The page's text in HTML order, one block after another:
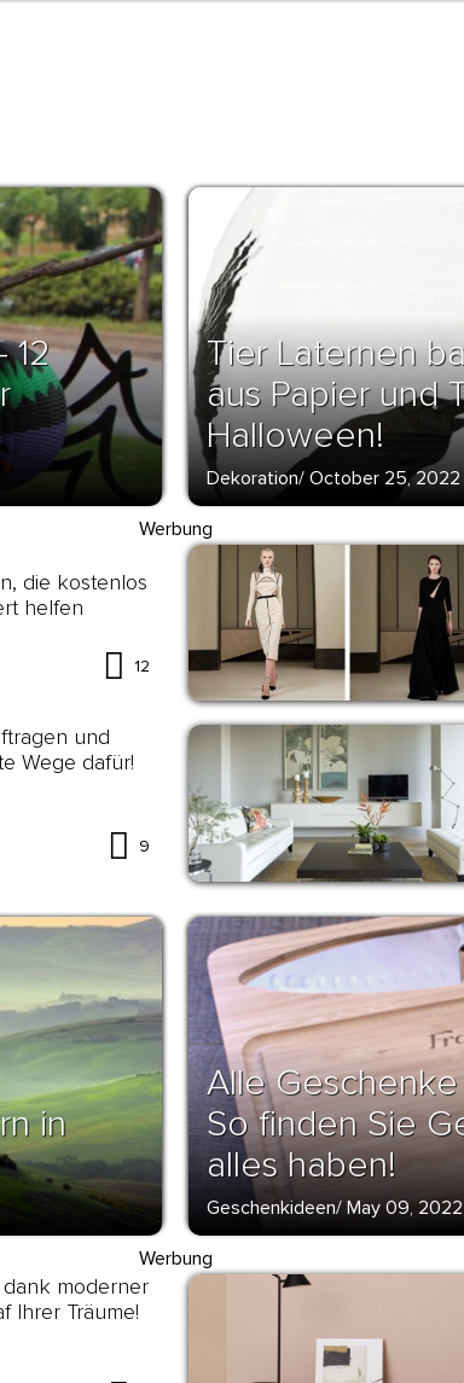
12
Tier Laternen
aus Papier und
Halloween!
Dekoration/ October 25, 2022
Werbung
die kostenlos
helfen
12
und
Wege dafür!
9
in
Alle
So finden Sie
alles haben!
Geschenkideen/ May 09, 2022
Werbung
moderner
Ihrer Träume!